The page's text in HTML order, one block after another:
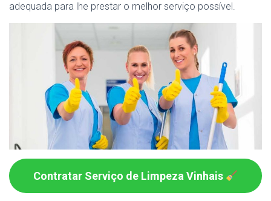
adequada para lhe prestar o melhor serviço possível.
Contratar Serviço de Limpeza Vinhais